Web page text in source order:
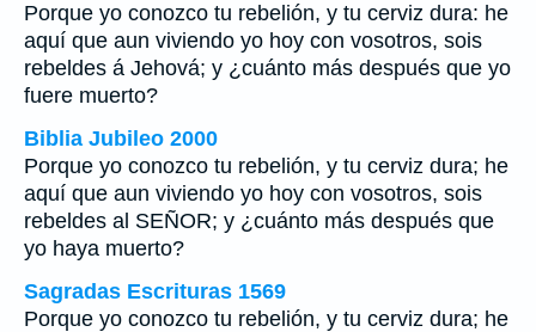
Porque yo conozco tu rebelión, y tu cerviz dura: he
aquí que aun viviendo yo hoy con vosotros, sois
rebeldes á Jehová; y ¿cuánto más después que yo
fuere muerto?
Biblia Jubileo 2000
Porque yo conozco tu rebelión, y tu cerviz dura; he
aquí que aun viviendo yo hoy con vosotros, sois
rebeldes al SEÑOR; y ¿cuánto más después que
yo haya muerto?
Sagradas Escrituras 1569
Porque yo conozco tu rebelión, y tu cerviz dura; he